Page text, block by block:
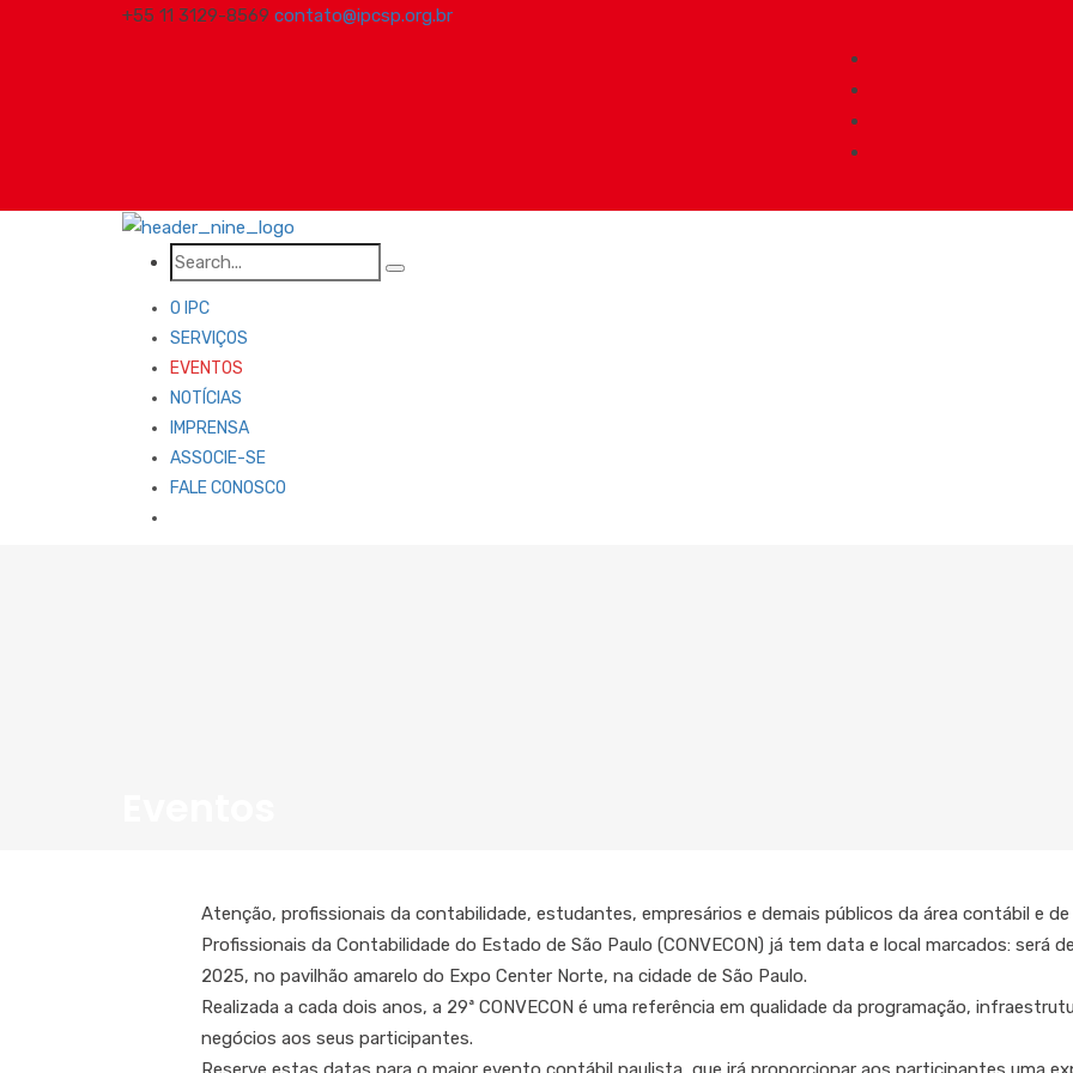
+55 11 3129-8569 contato@ipcsp.org.br
O IPC
SERVIÇOS
EVENTOS
NOTÍCIAS
IMPRENSA
ASSOCIE-SE
FALE CONOSCO
Atenção, profissionais da contabilidade, estudantes, empresários e demais públicos da área contábil e
Profissionais da Contabilidade do Estado de São Paulo (CONVECON) já tem data e local marcados: será
2025, no pavilhão amarelo do Expo Center Norte, na cidade de São Paulo.
Realizada a cada dois anos, a 29ª CONVECON é uma referência em qualidade da programação,
negócios aos seus participantes.